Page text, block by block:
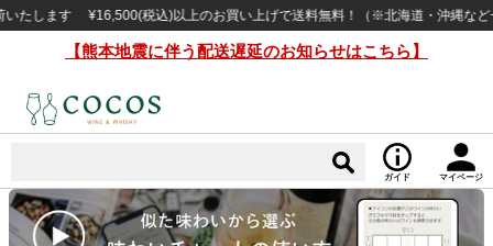
す ¥16,500(税込)以上のお買い上げで送料無料！（※北海道・沖縄など一部例
【熊本地震に伴う配送遅延のお知らせはこちら】
ガイド マイページ